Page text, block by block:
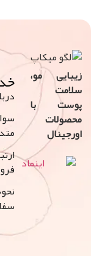
مو،
با
خدمات ما
درباره ما
سوالات
متداول
ارتباط با
فروشگاه
نحوه ارسال
سفارشات